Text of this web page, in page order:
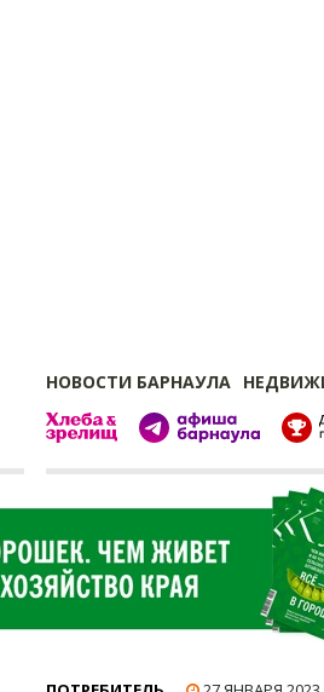
НОВОСТИ БАРНАУЛА